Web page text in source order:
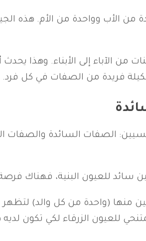
وواحدة من الأم. هذه
من الآباء إلى الأبناء. وهذا
فريدة من الصفات في كل فرد.
الصفات السائدة والصفات
سائد للعيون البنية، فهناك
منها (واحدة من كل والد)
للعيون الزرقاء لكي تكون